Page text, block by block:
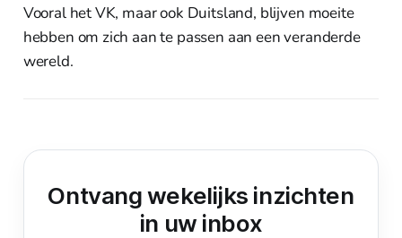
Vooral het VK, maar ook Duitsland, blijven moeite
hebben om zich aan te passen aan een veranderde
wereld.
Ontvang wekelijks inzichten
in uw inbox